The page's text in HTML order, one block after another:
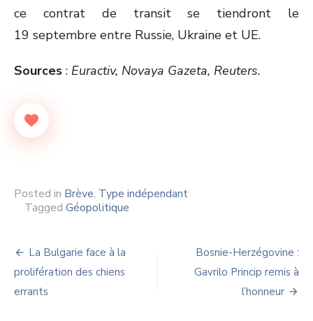
ce contrat de transit se tiendront le
19 septembre entre Russie, Ukraine et UE.
Sources : Euractiv, Novaya Gazeta, Reuters.
Posted in Brève, Type indépendant
Tagged Géopolitique
Navigation
de
l’article
La Bulgarie face à la
prolifération des chiens
errants
Bosnie-Herzégovine :
Gavrilo Princip remis à
l’honneur